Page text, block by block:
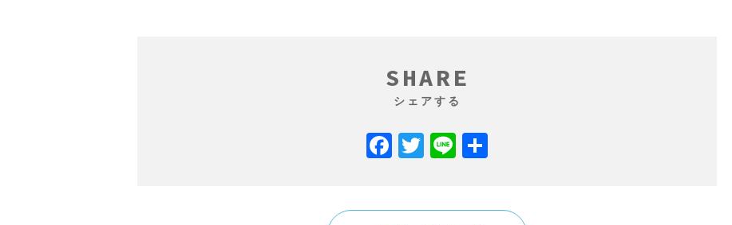
SHARE
シェアする
Facebook
Twitter
Line